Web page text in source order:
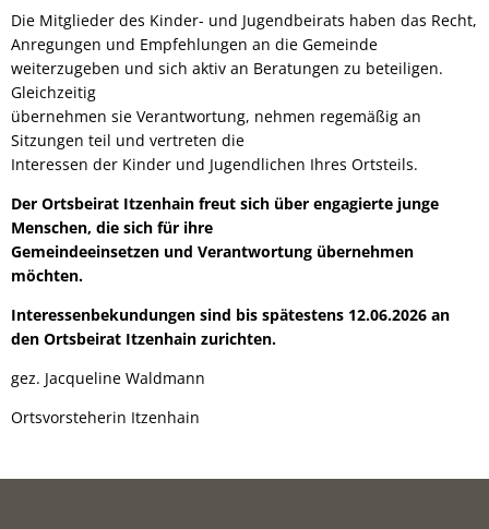
Die Mitglieder des Kinder- und Jugendbeirats haben das Recht,
Anregungen und Empfehlungen an die Gemeinde
weiterzugeben und sich aktiv an Beratungen zu beteiligen.
Gleichzeitig
übernehmen sie Verantwortung, nehmen regemäßig an
Sitzungen teil und vertreten die
Interessen der Kinder und Jugendlichen Ihres Ortsteils.
Der Ortsbeirat Itzenhain freut sich über engagierte junge
Menschen, die sich für ihre
Gemeindeeinsetzen und Verantwortung übernehmen
möchten.
Interessenbekundungen sind bis spätestens 12.06.2026 an
den Ortsbeirat Itzenhain zurichten.
gez. Jacqueline Waldmann
Ortsvorsteherin Itzenhain